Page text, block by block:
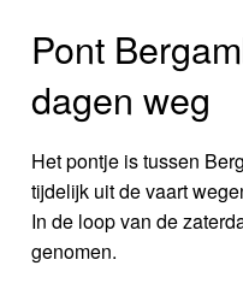
Pont
dagen weg
Het pontje is tussen
tijdelijk uit de vaart
In de loop van de
genomen.